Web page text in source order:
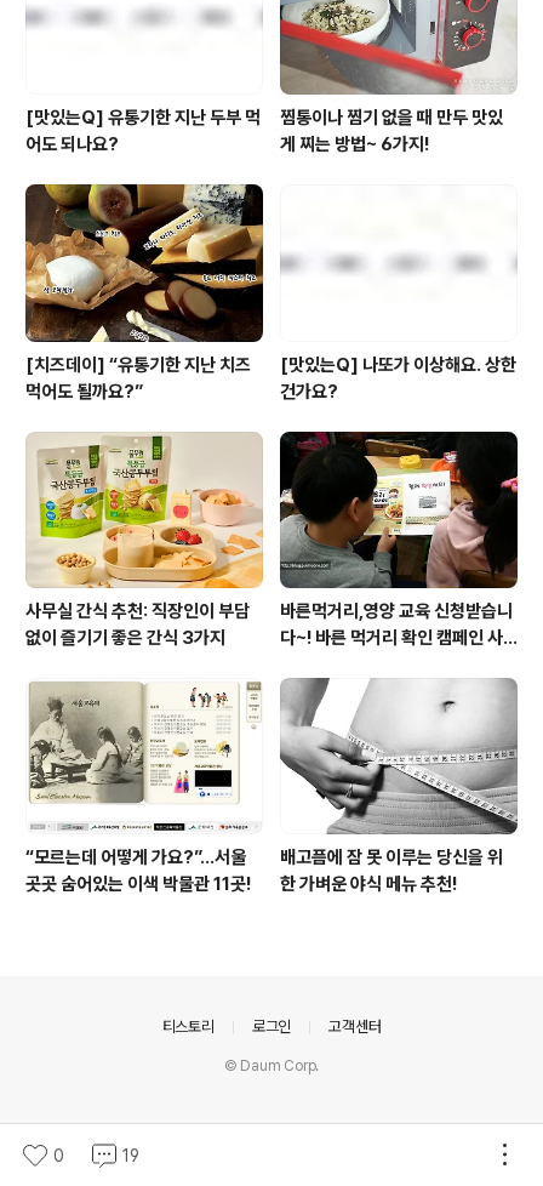
~ 11월 ..
[맛있는Q] 유통기한 지난 두부 먹
어도 되나요?
찜통이나 찜기 없을 때 만두 맛있
게 찌는 방법~ 6가지!
[치즈데이] “유통기한 지난 치즈
먹어도 될까요?”
[맛있는Q] 나또가 이상해요. 상한
건가요?
사무실 간식 추천: 직장인이 부담
없이 즐기기 좋은 간식 3가지
바른먹거리,영양 교육 신청받습니
다~! 바른 먹거리 확인 캠페인 사
“모르는데 어떻게 가요?”...서울
곳곳 숨어있는 이색 박물관 11곳!
배고픔에 잠 못 이루는 당신을 위
한 가벼운 야식 메뉴 추천!
0 19
티스토리 로그인 고객센터
© Daum Corp.